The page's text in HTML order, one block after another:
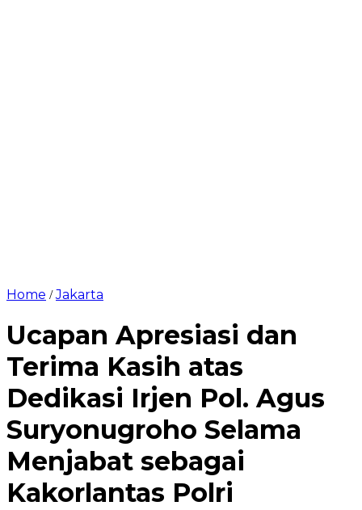
Home /Jakarta
Ucapan Apresiasi dan
Terima Kasih atas
Dedikasi Irjen Pol. Agus
Suryonugroho Selama
Menjabat sebagai
Kakorlantas Polri